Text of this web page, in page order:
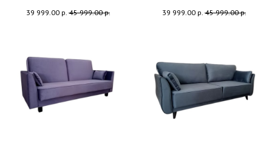
39 999.00 р. 45 999.00 р.
39 999.00 р. 45 999.00 р.